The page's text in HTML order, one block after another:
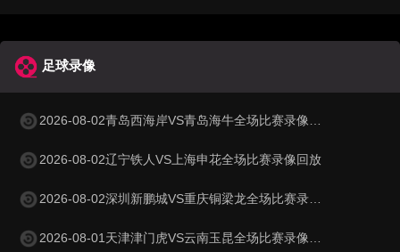
足球录像
2026-08-02青岛西海岸VS青岛海牛全场比赛录像回放
2026-08-02辽宁铁人VS上海申花全场比赛录像回放
2026-08-02深圳新鹏城VS重庆铜梁龙全场比赛录像回放
2026-08-01天津津门虎VS云南玉昆全场比赛录像回放